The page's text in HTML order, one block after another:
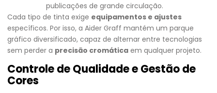
publicações de grande circulação.
Cada tipo de tinta exige equipamentos e ajustes
específicos. Por isso, a Aider Graff mantém um parque
gráfico diversificado, capaz de alternar entre tecnologias
sem perder a precisão cromática em qualquer projeto.
Controle de Qualidade e Gestão de
Cores